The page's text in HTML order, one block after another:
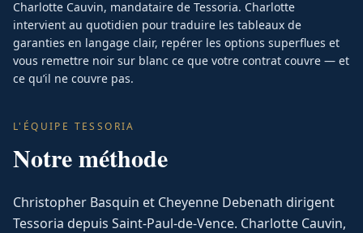
Charlotte Cauvin, mandataire de Tessoria. Charlotte
intervient au quotidien pour traduire les tableaux de
garanties en langage clair, repérer les options superflues et
vous remettre noir sur blanc ce que votre contrat couvre — et
ce qu’il ne couvre pas.
L'ÉQUIPE TESSORIA
Notre méthode
Christopher Basquin et Cheyenne Debenath dirigent
Tessoria depuis Saint-Paul-de-Vence. Charlotte Cauvin,